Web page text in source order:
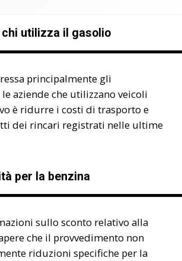
utilizza il gasolio
principalmente gli
aziende che utilizzano veicoli
è ridurre i costi di trasporto e
dei rincari registrati nelle ultime
per la benzina
sullo sconto relativo alla
che il provvedimento non
riduzioni specifiche per la